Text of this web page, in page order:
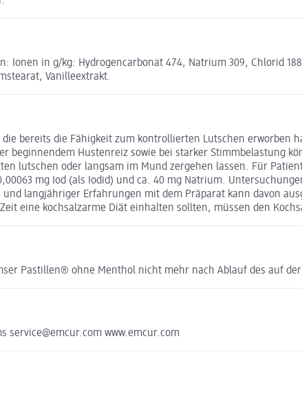
Ionen in g/kg: Hydrogencarbonat 474, Natrium 309, Chlorid
Vanilleextrakt.
bereits die Fähigkeit zum kontrollierten Lutschen erworben
beginnendem Hustenreiz sowie bei starker Stimmbelastung
lutschen oder langsam im Mund zergehen lassen. Für
mg Iod (als Iodid) und ca. 40 mg Natrium.
langjähriger Erfahrungen mit dem Präparat kann davon
eine kochsalzarme Diät einhalten sollten, müssen den
Pastillen® ohne Menthol nicht mehr nach Ablauf des auf
service@emcur.com www.emcur.com